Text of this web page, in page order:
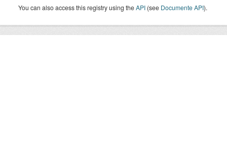
You can also access this registry using theAPI (see Documente API).